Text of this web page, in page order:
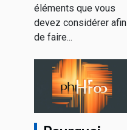
éléments que vous
devez considérer afin
de faire...